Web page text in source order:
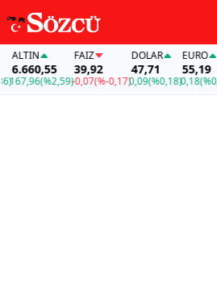
(%2,59)
FAİZ
39,92
-0,07(%-0,17)
DOLAR
47,71
0,09(%0,18)
EURO
55,19
0,18(%0,32)